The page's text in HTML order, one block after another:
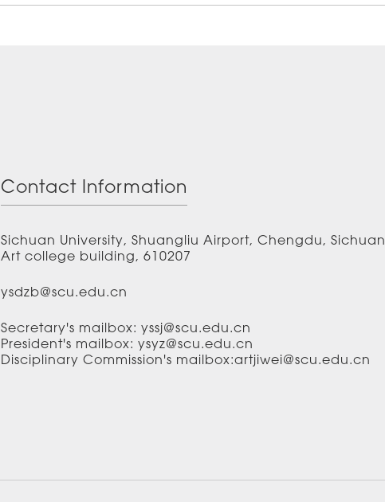
Contact Information
Sichuan University, Shuangliu Airport, Chengdu, Sichuan
Art college building, 610207
ysdzb@scu.edu.cn
Secretary's mailbox: yssj@scu.edu.cn
President's mailbox: ysyz@scu.edu.cn
Disciplinary Commission's mailbox:artjiwei@scu.edu.cn